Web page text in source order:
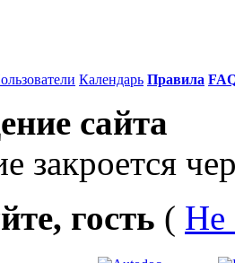
Календарь Правила
сайта
закроется
гость ( Не